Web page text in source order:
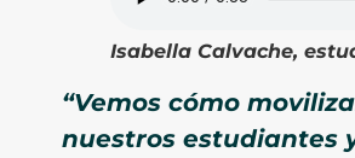
Isabella Calvache,
“Vemos cómo
nuestros estudiantes